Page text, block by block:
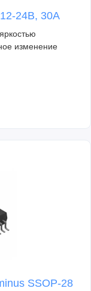
24В, 30А
изменение
SSOP-28